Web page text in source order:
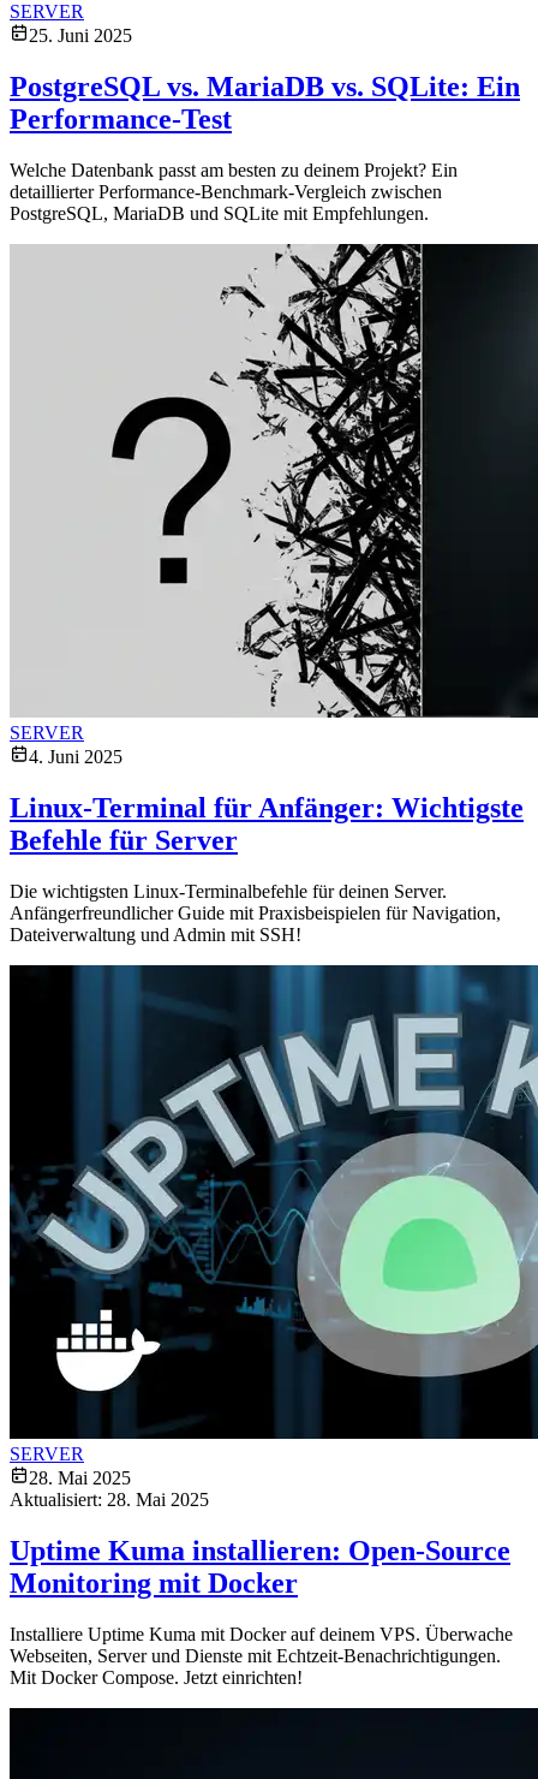
SERVER
25. Juni 2025
PostgreSQL vs. MariaDB vs. SQLite: Ein
Performance-Test
Welche Datenbank passt am besten zu deinem Projekt? Ein
detaillierter Performance-Benchmark-Vergleich zwischen
PostgreSQL, MariaDB und SQLite mit Empfehlungen.
SERVER
4. Juni 2025
Linux-Terminal für Anfänger: Wichtigste
Befehle für Server
Die wichtigsten Linux-Terminalbefehle für deinen Server.
Anfängerfreundlicher Guide mit Praxisbeispielen für Navigation,
Dateiverwaltung und Admin mit SSH!
SERVER
28. Mai 2025
Aktualisiert: 28. Mai 2025
Uptime Kuma installieren: Open-Source
Monitoring mit Docker
Installiere Uptime Kuma mit Docker auf deinem VPS. Überwache
Webseiten, Server und Dienste mit Echtzeit-Benachrichtigungen.
Mit Docker Compose. Jetzt einrichten!